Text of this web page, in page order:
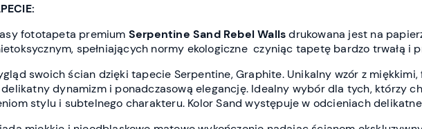
fototapeta premium Serpentine Sand Rebel Wallsdrukowana jest na
spełniających normy ekologiczne czyniąc tapetę bardzo trwałą i
swoich ścian dzięki tapecie Serpentine, Graphite. Unikalny wzór z
dynamizm i ponadczasową elegancję. Idealny wybór dla tych, którzy
stylu i subtelnego charakteru. Kolor Sand występuje w odcieniach